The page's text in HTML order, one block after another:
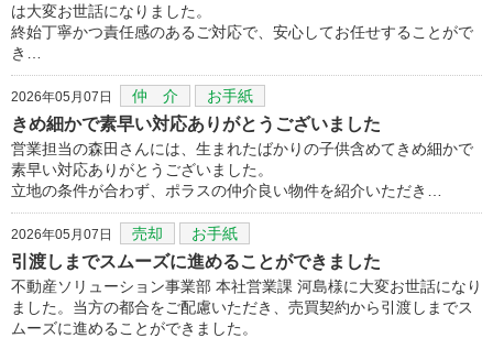
は大変お世話になりました。
終始丁寧かつ責任感のあるご対応で、安心してお任せすることがで
き…
2026年05月07日 仲 介 お手紙
きめ細かで素早い対応ありがとうございました
営業担当の森田さんには、生まれたばかりの子供含めてきめ細かで
素早い対応ありがとうございました。
立地の条件が合わず、ポラスの仲介良い物件を紹介いただき…
2026年05月07日 売却 お手紙
引渡しまでスムーズに進めることができました
不動産ソリューション事業部 本社営業課 河島様に大変お世話になり
ました。当方の都合をご配慮いただき、売買契約から引渡しまでス
ムーズに進めることができました。